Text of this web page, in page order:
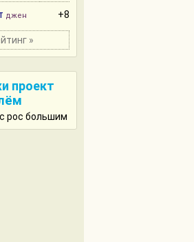
джен +8
»
проект
рос большим